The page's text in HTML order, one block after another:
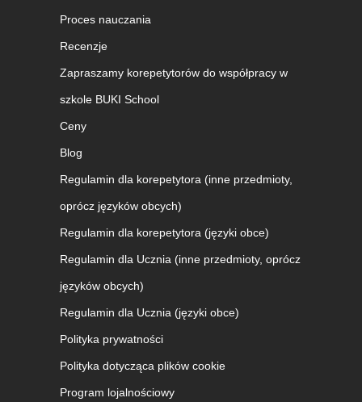
Proces nauczania
Recenzje
Zapraszamy korepetytorów do współpracy w
szkole BUKI School
Ceny
Blog
Regulamin dla korepetytora (inne przedmioty,
oprócz języków obcych)
Regulamin dla korepetytora (języki obce)
Regulamin dla Ucznia (inne przedmioty, oprócz
języków obcych)
Regulamin dla Ucznia (języki obce)
Polityka prywatności
Polityka dotycząca plików cookie
Program lojalnościowy